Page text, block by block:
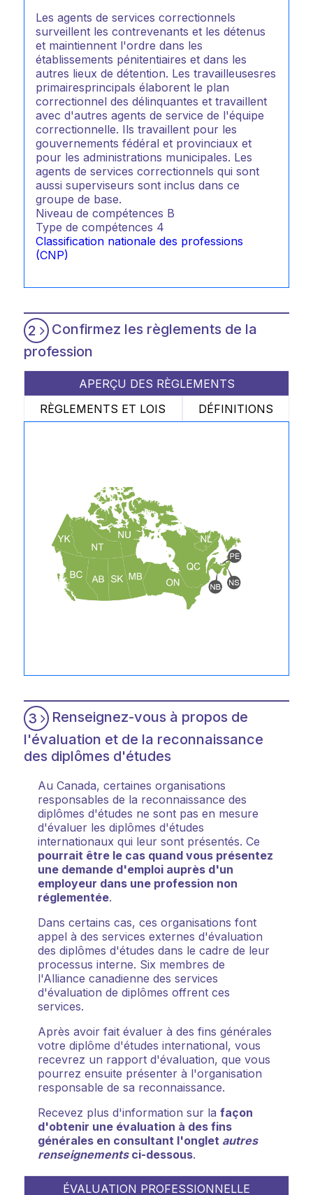
Les agents de services correctionnels
surveillent les contrevenants et les détenus
et maintiennent l'ordre dans les
établissements pénitentiaires et dans les
autres lieux de détention. Les travailleusesres
primairesprincipals élaborent le plan
correctionnel des délinquantes et travaillent
avec d'autres agents de service de l'équipe
correctionnelle. Ils travaillent pour les
gouvernements fédéral et provinciaux et
pour les administrations municipales. Les
agents de services correctionnels qui sont
aussi superviseurs sont inclus dans ce
groupe de base.
Niveau de compétences B
Type de compétences 4
Classification nationale des professions
(CNP)
2
Confirmez les règlements de la
profession
APERÇU DES RÈGLEMENTS
RÈGLEMENTS ET LOIS
DÉFINITIONS
3
Renseignez-vous à propos de
l'évaluation et de la reconnaissance
des diplômes d'études
Au Canada, certaines organisations
responsables de la reconnaissance des
diplômes d'études ne sont pas en mesure
d'évaluer les diplômes d'études
internationaux qui leur sont présentés. Ce
pourrait être le cas quand vous présentez
une demande d'emploi auprès d'un
employeur dans une profession non
réglementée.
Dans certains cas, ces organisations font
appel à des services externes d'évaluation
des diplômes d'études dans le cadre de leur
processus interne. Six membres de
l'Alliance canadienne des services
d'évaluation de diplômes offrent ces
services.
Après avoir fait évaluer à des fins générales
votre diplôme d'études international, vous
recevrez un rapport d'évaluation, que vous
pourrez ensuite présenter à l'organisation
responsable de sa reconnaissance.
Recevez plus d'information sur la façon
d'obtenir une évaluation à des fins
générales en consultant l'onglet autres
renseignementsci-dessous.
ÉVALUATION PROFESSIONNELLE